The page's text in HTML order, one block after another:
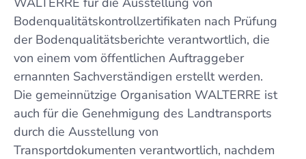
Bodenqualitätskontrollzertifikaten nach Prüfung
der Bodenqualitätsberichte verantwortlich, die
von einem vom öffentlichen Auftraggeber
ernannten Sachverständigen erstellt werden.
Die gemeinnützige Organisation WALTERRE ist
auch für die Genehmigung des Landtransports
durch die Ausstellung von
Transportdokumenten verantwortlich, nachdem